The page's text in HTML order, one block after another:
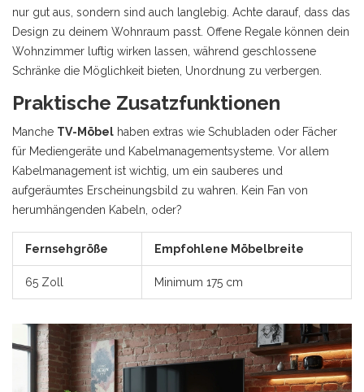
nur gut aus, sondern sind auch langlebig. Achte darauf, dass das
Design zu deinem Wohnraum passt. Offene Regale können dein
Wohnzimmer luftig wirken lassen, während geschlossene
Schränke die Möglichkeit bieten, Unordnung zu verbergen.
Praktische Zusatzfunktionen
Manche TV-Möbel haben extras wie Schubladen oder Fächer
für Mediengeräte und Kabelmanagementsysteme. Vor allem
Kabelmanagement ist wichtig, um ein sauberes und
aufgeräumtes Erscheinungsbild zu wahren. Kein Fan von
herumhängenden Kabeln, oder?
Fernsehgröße Empfohlene Möbelbreite
65 Zoll Minimum 175 cm